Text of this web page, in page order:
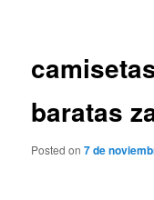
baratas
Posted on7 de